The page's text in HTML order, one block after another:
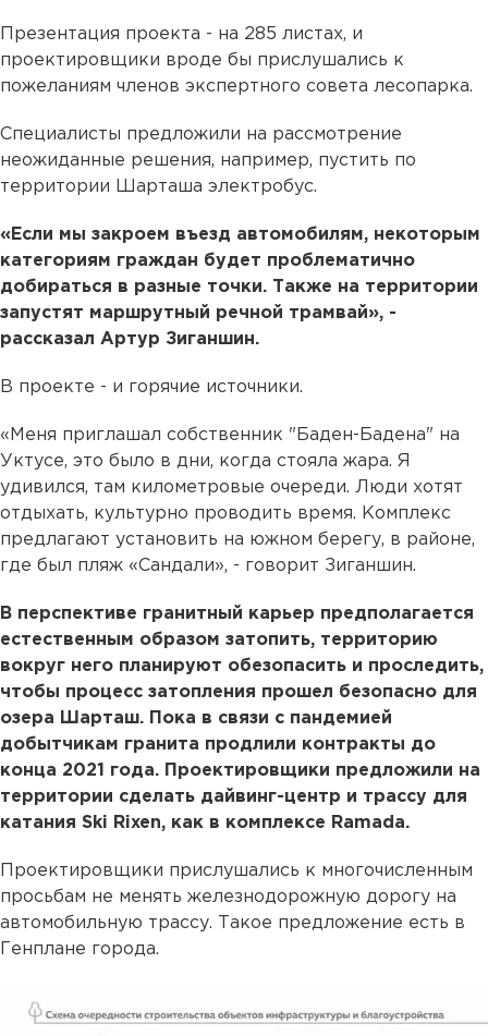
Презентация проекта - на 285 листах, и
проектировщики вроде бы прислушались к
пожеланиям членов экспертного совета лесопарка.
Специалисты предложили на рассмотрение
неожиданные решения, например, пустить по
территории Шарташа электробус.
«Если мы закроем въезд автомобилям, некоторым
категориям граждан будет проблематично
добираться в разные точки. Также на территории
запустят маршрутный речной трамвай», -
рассказал Артур Зиганшин.
В проекте - и горячие источники.
«Меня приглашал собственник "Баден-Бадена" на
Уктусе, это было в дни, когда стояла жара. Я
удивился, там километровые очереди. Люди хотят
отдыхать, культурно проводить время. Комплекс
предлагают установить на южном берегу, в районе,
где был пляж «Сандали», - говорит Зиганшин.
В перспективе гранитный карьер предполагается
естественным образом затопить, территорию
вокруг него планируют обезопасить и проследить,
чтобы процесс затопления прошел безопасно для
озера Шарташ. Пока в связи с пандемией
добытчикам гранита продлили контракты до
конца 2021 года. Проектировщики предложили на
территории сделать дайвинг-центр и трассу для
катания Ski Rixen, как в комплексе Ramada.
Проектировщики прислушались к многочисленным
просьбам не менять железнодорожную дорогу на
автомобильную трассу. Такое предложение есть в
Генплане города.